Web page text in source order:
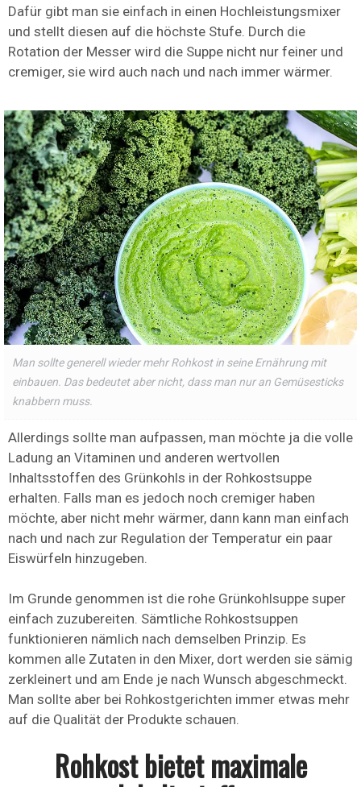
Dafür gibt man sie einfach in einen Hochleistungsmixer
und stellt diesen auf die höchste Stufe. Durch die
Rotation der Messer wird die Suppe nicht nur feiner und
cremiger, sie wird auch nach und nach immer wärmer.
Man sollte generell wieder mehr Rohkost in seine Ernährung mit
einbauen. Das bedeutet aber nicht, dass man nur an Gemüsesticks
knabbern muss.
Allerdings sollte man aufpassen, man möchte ja die volle
Ladung an Vitaminen und anderen wertvollen
Inhaltsstoffen des Grünkohls in der Rohkostsuppe
erhalten. Falls man es jedoch noch cremiger haben
möchte, aber nicht mehr wärmer, dann kann man einfach
nach und nach zur Regulation der Temperatur ein paar
Eiswürfeln hinzugeben.
Im Grunde genommen ist die rohe Grünkohlsuppe super
einfach zuzubereiten. Sämtliche Rohkostsuppen
funktionieren nämlich nach demselben Prinzip. Es
kommen alle Zutaten in den Mixer, dort werden sie sämig
zerkleinert und am Ende je nach Wunsch abgeschmeckt.
Man sollte aber bei Rohkostgerichten immer etwas mehr
auf die Qualität der Produkte schauen.
Rohkost bietet maximale